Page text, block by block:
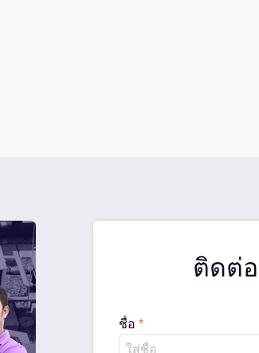
ติดต่อ
ชื่อ *